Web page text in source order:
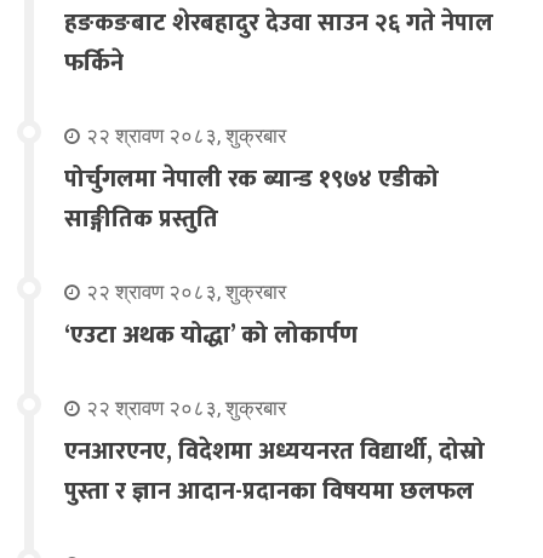
हङकङबाट शेरबहादुर देउवा साउन २६ गते नेपाल
फर्किने
२२ श्रावण २०८३, शुक्रबार
पोर्चुगलमा नेपाली रक ब्यान्ड १९७४ एडीको
साङ्गीतिक प्रस्तुति
२२ श्रावण २०८३, शुक्रबार
‘एउटा अथक योद्धा’ को लोकार्पण
२२ श्रावण २०८३, शुक्रबार
एनआरएनए, विदेशमा अध्ययनरत विद्यार्थी, दोस्रो
पुस्ता र ज्ञान आदान-प्रदानका विषयमा छलफल